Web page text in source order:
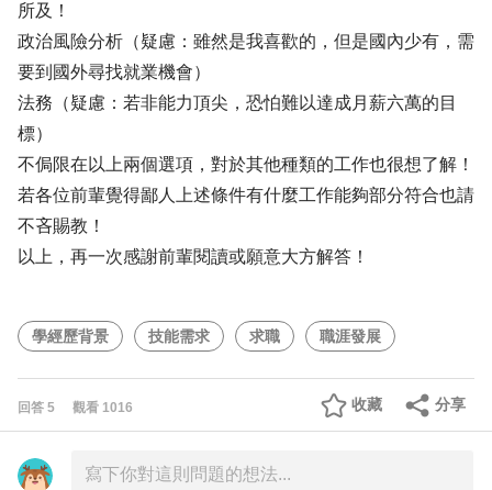
所及！
政治風險分析（疑慮：雖然是我喜歡的，但是國內少有，需
要到國外尋找就業機會）
法務（疑慮：若非能力頂尖，恐怕難以達成月薪六萬的目
標）
不侷限在以上兩個選項，對於其他種類的工作也很想了解！
若各位前輩覺得鄙人上述條件有什麼工作能夠部分符合也請
不吝賜教！
以上，再一次感謝前輩閱讀或願意大方解答！
學經歷背景 技能需求 求職 職涯發展
回答 5 觀看 1016 分享
收藏